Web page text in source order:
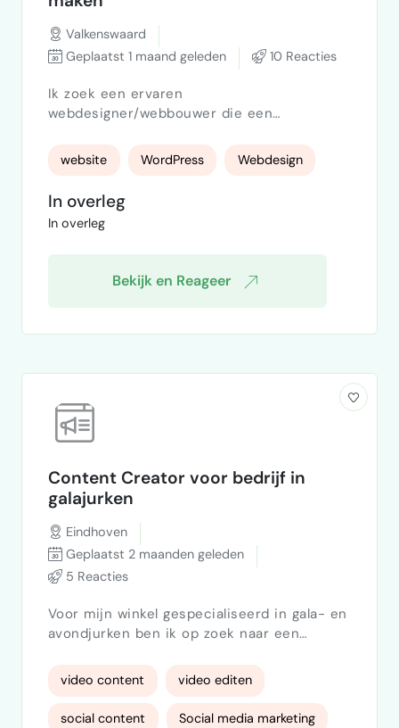
Valkenswaard
Geplaatst 1 maand geleden
10 Reacties
Ik zoek een ervaren
webdesigner/webbouwer die een
maken voor mijn bedrijf. Over het bedrijf
Mijn bedrijf is gespecialiseerd in kelders:
Kelderafdichting Vochtbestrijding
Kelderlekkage Wat ik zoek Professioneel en
modern ontwerp Gebaseerd op mijn
(SEO basis) Snelle laadtij…
website WordPress Webdesign
In overleg
In overleg
Bekijk en Reageer
Content Creator voor bedrijf in
galajurken
Eindhoven
Geplaatst 2 maanden geleden
5 Reacties
Voor mijn winkel gespecialiseerd in gala- en
avondjurken ben ik op zoek naar een
bij het maken van professionele en
TikTok. Werkzaamheden • Maken van
video content video editen
social content Social media marketing